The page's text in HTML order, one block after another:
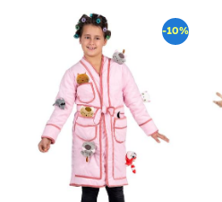
-10%